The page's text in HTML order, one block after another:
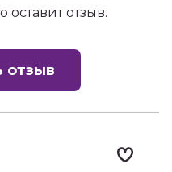
оставит отзыв.
отзыв